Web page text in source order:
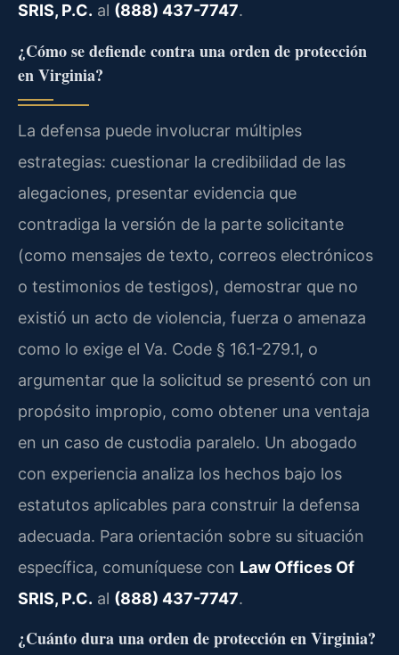
SRIS, P.C. al (888) 437-7747.
¿Cómo se defiende contra una orden de protección
en Virginia?
La defensa puede involucrar múltiples
estrategias: cuestionar la credibilidad de las
alegaciones, presentar evidencia que
contradiga la versión de la parte solicitante
(como mensajes de texto, correos electrónicos
o testimonios de testigos), demostrar que no
existió un acto de violencia, fuerza o amenaza
como lo exige el Va. Code § 16.1-279.1, o
argumentar que la solicitud se presentó con un
propósito impropio, como obtener una ventaja
en un caso de custodia paralelo. Un abogado
con experiencia analiza los hechos bajo los
estatutos aplicables para construir la defensa
adecuada. Para orientación sobre su situación
específica, comuníquese con Law Offices Of
SRIS, P.C. al (888) 437-7747.
¿Cuánto dura una orden de protección en Virginia?